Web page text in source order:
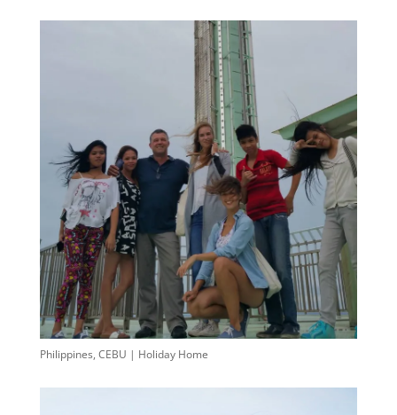
Philippines, CEBU | Holiday Home